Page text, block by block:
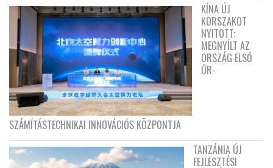
KÍNA ÚJ
KORSZAKOT
NYITOTT:
MEGNYÍLT AZ
ORSZÁG ELSŐ
ŰR-
SZÁMÍTÁSTECHNIKAI INNOVÁCIÓS KÖZPONTJA
TANZÁNIA ÚJ
FEJLESZTÉSI